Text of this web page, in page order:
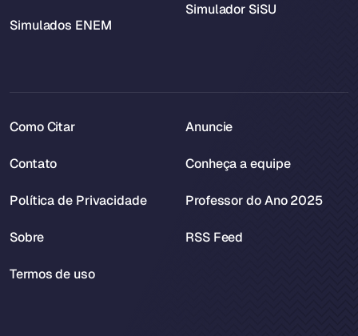
Simulados ENEM
Simulador SiSU
Como Citar
Contato
Política de Privacidade
Sobre
Termos de uso
Anuncie
Conheça a equipe
Professor do Ano 2025
RSS Feed